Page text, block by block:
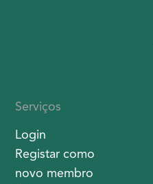
Serviços
Login
Registar como
novo membro